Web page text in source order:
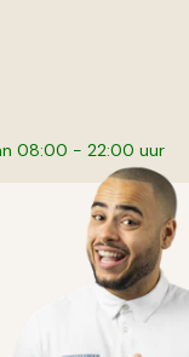
08:00 - 22:00 uur